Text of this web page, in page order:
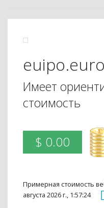
Имеет
стоимость
$ 0.00
Примерная стоимость
августа 2026 г., 1:57:24